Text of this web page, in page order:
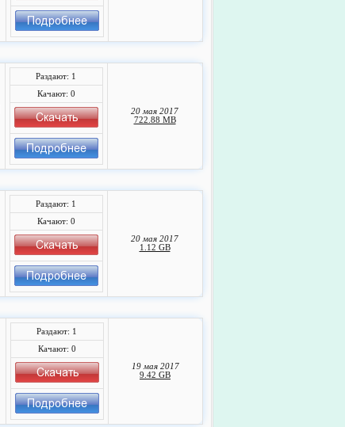
Раздают: 1
Качают: 0
20 мая 2017
722.88 MB
Раздают: 1
Качают: 0
20 мая 2017
1.12 GB
Раздают: 1
Качают: 0
19 мая 2017
9.42 GB